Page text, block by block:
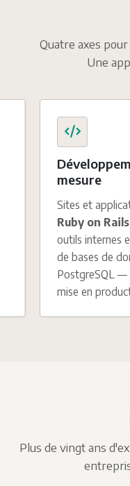
Quatre axes
Une
mesure
Sites et
Ruby on Rails
outils internes
de bases de
PostgreSQL —
mise en
Plus de vingt ans